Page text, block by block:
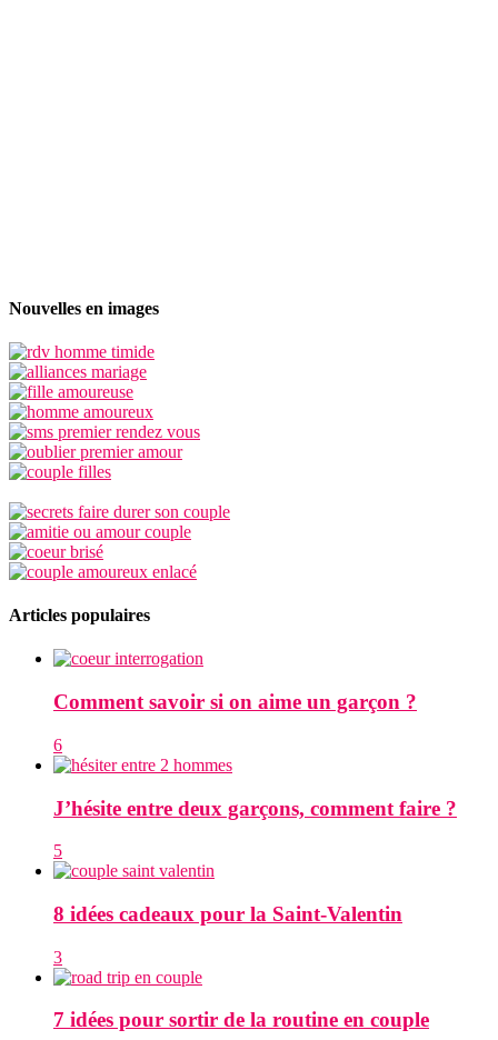
Nouvelles en images
Articles populaires
Comment savoir si on aime un garçon ?
6
J’hésite entre deux garçons, comment faire ?
5
8 idées cadeaux pour la Saint-Valentin
3
7 idées pour sortir de la routine en couple